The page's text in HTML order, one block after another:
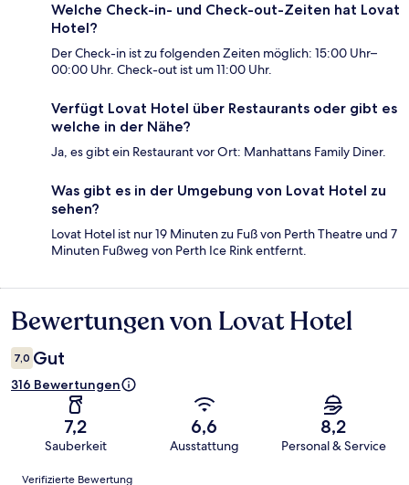
Welche Check-in- und Check-out-Zeiten hat Lovat
Hotel?
Der Check-in ist zu folgenden Zeiten möglich: 15:00 Uhr–
00:00 Uhr. Check-out ist um 11:00 Uhr.
Verfügt Lovat Hotel über Restaurants oder gibt es
welche in der Nähe?
Ja, es gibt ein Restaurant vor Ort: Manhattans Family Diner.
Was gibt es in der Umgebung von Lovat Hotel zu
sehen?
Lovat Hotel ist nur 19 Minuten zu Fuß von Perth Theatre und 7
Minuten Fußweg von Perth Ice Rink entfernt.
Bewertungen
Bewertungen von Lovat Hotel
7,0 Gut
316 Bewertungen
7,2
Sauberkeit
6,6
Ausstattung
8,2
Personal & Service
Bewertungen
Verifizierte Bewertung